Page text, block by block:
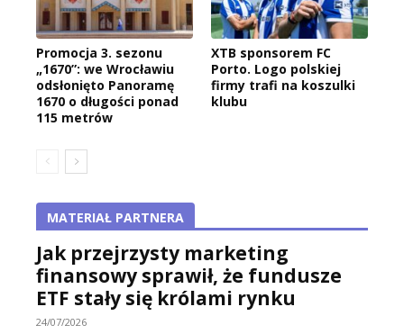
Promocja 3. sezonu
„1670”: we Wrocławiu
odsłonięto Panoramę
1670 o długości ponad
115 metrów
XTB sponsorem FC
Porto. Logo polskiej
firmy trafi na koszulki
klubu
MATERIAŁ PARTNERA
Jak przejrzysty marketing
finansowy sprawił, że fundusze
ETF stały się królami rynku
24/07/2026